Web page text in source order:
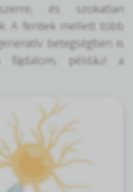
és szokatlan
A fentiek mellett több
betegségben is
fájdalom, például a